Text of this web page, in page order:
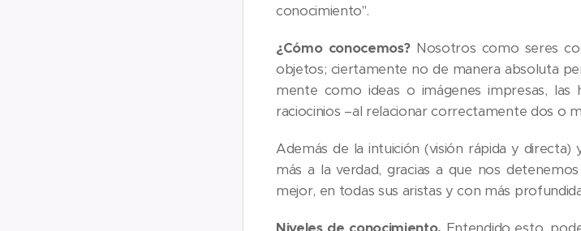
conocimiento".
¿Cómo conocemos? Nosotros como seres
objetos; ciertamente no de manera absoluta
mente como ideas o imágenes impresas,
raciocinios –al relacionar correctamente dos o
Además de la intuición (visión rápida y
más a la verdad, gracias a que nos
mejor, en todas sus aristas y con más